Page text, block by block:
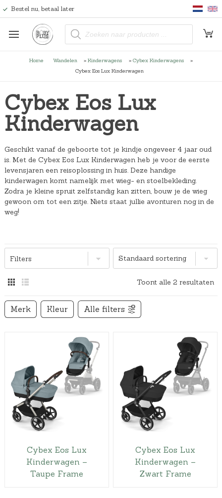
Bestel nu, betaal later
P
o
c
o
e
k
e
n
Home Wandelen » Kinderwagens » Cybex Kinderwagens
»
Cybex Eos Lux Kinderwagen
Cybex Eos Lux
Kinderwagen
Geschikt vanaf de geboorte tot je kindje ongeveer 4 jaar oud
is. Met de Cybex Eos Lux Kinderwagen heb je voor de eerste
levensjaren een reisoplossing in huis. Deze handige
kinderwagen komt namelijk met wieg- en stoelbekleding.
Zodra je kleine spruit zelfstandig kan zitten, bouw je de wieg
gewoon om tot een zitje. Niets staat jullie avonturen nog in de
weg!
Filters
Toont alle 2 resultaten
Merk Kleur Alle filters
Cybex Eos Lux
Kinderwagen –
Taupe Frame
Cybex Eos Lux
Kinderwagen –
Zwart Frame